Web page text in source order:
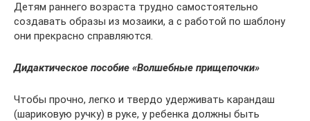
Детям раннего возраста трудно самостоятельно
создавать образы из мозаики, а с работой по шаблону
они прекрасно справляются.
Дидактическое пособие «Волшебные прищепочки»
Чтобы прочно, легко и твердо удерживать карандаш
(шариковую ручку) в руке, у ребенка должны быть